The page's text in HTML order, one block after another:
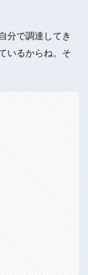
分で調達してき
いるからね。そ